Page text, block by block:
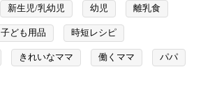
新生児/乳幼児 幼児 離乳食
子ども用品 時短レシピ
きれいなママ 働くママ パパ